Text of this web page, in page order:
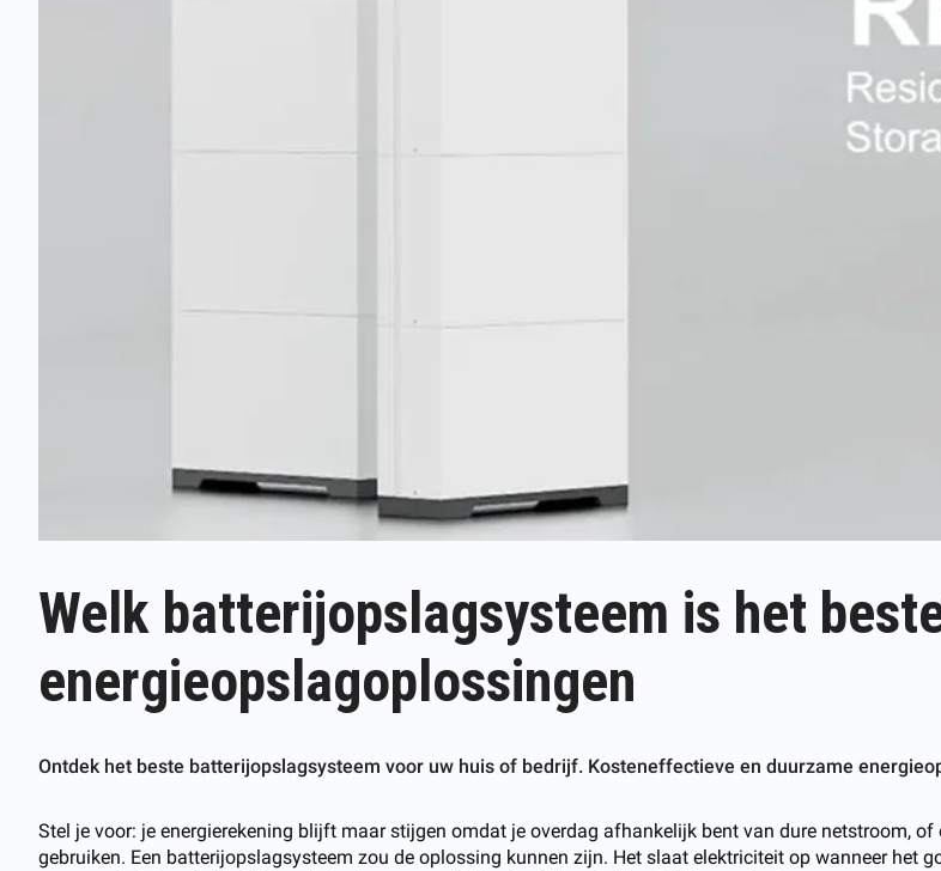
Welk batterijopslagsysteem is het
energieopslagoplossingen
Ontdek het beste batterijopslagsysteem voor uw huis of bedrijf. Kosteneffectieve en duurzame
Stel je voor: je energierekening blijft maar stijgen omdat je overdag afhankelijk bent van dure netstroom,
gebruiken. Een batterijopslagsysteem zou de oplossing kunnen zijn. Het slaat elektriciteit op wanneer het